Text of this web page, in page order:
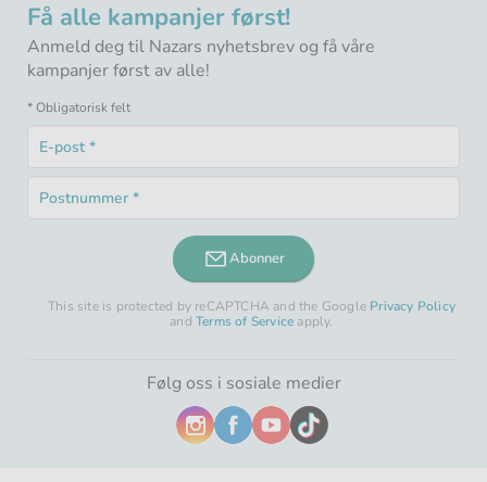
Få alle kampanjer først!
Anmeld deg til Nazars nyhetsbrev og få våre
kampanjer først av alle!
* Obligatorisk felt
E-
post
felt
Postnummer
Obligatorisk
Abonner
This site is protected by reCAPTCHA and the Google Privacy Policy
andTerms of Service apply.
Følg oss i sosiale medier